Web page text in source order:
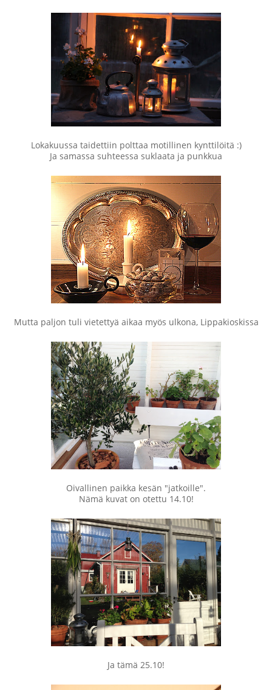
Lokakuussa taidettiin polttaa motillinen kynttilöitä :)
Ja samassa suhteessa suklaata ja punkkua
Mutta paljon tuli vietettyä aikaa myös ulkona, Lippakioskissa
Oivallinen paikka kesän "jatkoille".
Nämä kuvat on otettu 14.10!
Ja tämä 25.10!